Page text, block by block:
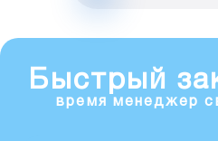
Быстрый
время менеджер